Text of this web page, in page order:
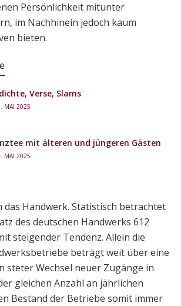
Persönlichkeit mitunter
im Nachhinein jedoch kaum
bieten.
Verse, Slams
MAI 2025
mit älteren und jüngeren Gästen
MAI 2025
das Handwerk. Statistisch betrachtet
des deutschen Handwerks 612
steigender Tendenz. Allein die
beträgt weit über eine
steter Wechsel neuer Zugänge in
gleichen Anzahl an jährlichen
Bestand der Betriebe somit immer